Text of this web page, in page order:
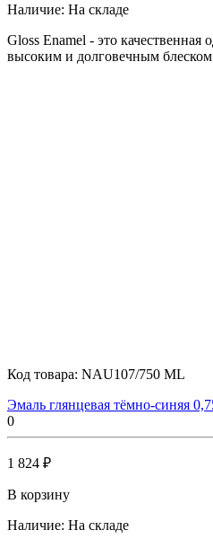
Наличие: На складе
Gloss Enamel - это качественная
высоким и долговечным
Код товара: NAU107/750 ML
Эмаль глянцевая тёмно-синяя
0
1 824 ₽
В корзину
Наличие: На складе